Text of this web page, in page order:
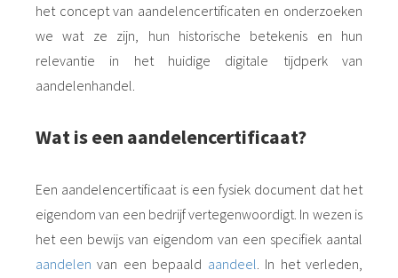
het concept van aandelencertificaten en onderzoeken
we wat ze zijn, hun historische betekenis en hun
relevantie in het huidige digitale tijdperk van
aandelenhandel.
Wat is een aandelencertificaat?
Een aandelencertificaat is een fysiek document dat het
eigendom van een bedrijf vertegenwoordigt. In wezen is
het een bewijs van eigendom van een specifiek aantal
aandelen van een bepaald aandeel . In het verleden,